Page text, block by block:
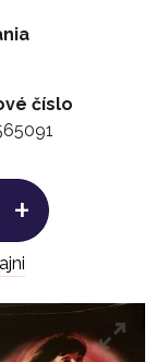
číslo
+